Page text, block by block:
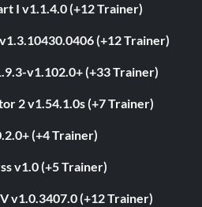
I v1.1.4.0 (+12 Trainer)
(+12 Trainer)
v1.102.0+ (+33 Trainer)
2 v1.54.1.0s (+7 Trainer)
(+4 Trainer)
v1.0 (+5 Trainer)
v1.0.3407.0 (+12 Trainer)